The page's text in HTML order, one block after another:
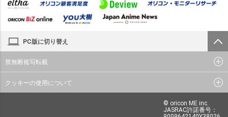
PC版に切り替え
禁無断複写転載
クッキーの使用について
© oricon ME inc.
JASRAC許諾番号：